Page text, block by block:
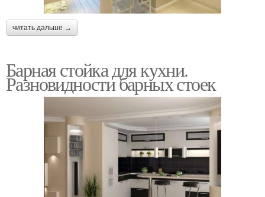
читать дальше →
Барная стойка для кухни.
Разновидности барных стоек